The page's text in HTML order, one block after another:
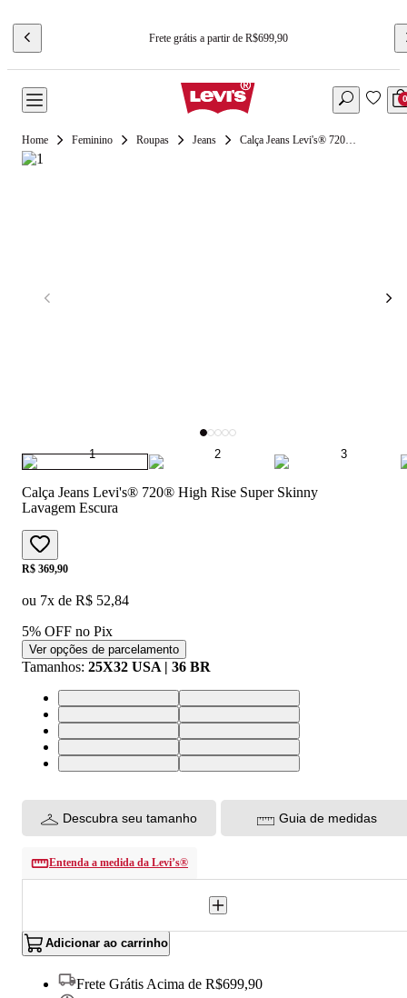
Frete grátis a partir de R$699,90
0
Feminino Roupas Jeans Calça Jeans Levi's® 720® High Rise Super Skinny Lavagem Escura
Calça Jeans Levi's® 720® High Rise Super Skinny
Lavagem Escura
Price:
R$ 369,90
ou 7x de R$ 52,84
5% OFF no Pix
Ver opções de parcelamento
Tamanhos: 25X32 USA | 36 BR
27X32 USA | 38 BR29X32 USA | 40 BR
33X32 USA | 44 BR25X32 USA | 36 BR
30X32 USA | 41 BR26X32 USA | 37 BR
28X32 USA | 39 BR32X32 USA | 43 BR
31X32 USA | 42 BR34X32 USA | 46 BR
Descubra seu tamanho Guia de medidas
Entenda a medida da Levi’s®
Adicionar ao carrinho
Frete Grátis Acima de R$699,90